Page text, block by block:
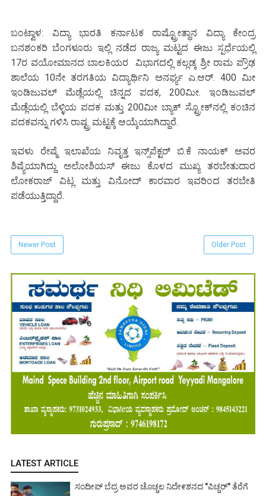
ಬಂಟ್ವಾಳ: ವಿದ್ಯಾ ಭಾರತಿ ಕರ್ನಾಟಕ ರಾಷ್ಟ್ರೋತ್ಥಾನ ವಿದ್ಯಾ ಕೇಂದ್ರ
ಬನಶಂಕರಿ ಬೆಂಗಳೂರು ಇಲ್ಲಿ ನಡೆದ ರಾಜ್ಯ ಮಟ್ಟದ ಈಜು ಸ್ಪರ್ಧೆಯಲ್ಲಿ
17ರ ವಯೋಮಾನದ ಬಾಲಕಿಯರ ವಿಭಾಗದಲ್ಲಿ ಕಲ್ಲಡ್ಕ ಶ್ರೀ ರಾಮ ಪ್ರೌಢ
ಶಾಲೆಯ 10ನೇ ತರಗತಿಯ ವಿದ್ಯಾರ್ಥಿನಿ ಅನರ್ಘ್ಯ ಎ.ಆರ್. 400 ಮೀ
ಇಂಡಿಜುವಲ್ ಮೆಡ್ಲೆಯಲ್ಲಿ ಚಿನ್ನದ ಪದಕ, 200ಮೀ. ಇಂಡಿಜುವಲ್
ಮೆಡ್ಲೆಯಲ್ಲಿ ಬೆಳ್ಳಿಯ ಪದಕ ಮತ್ತು 200ಮೀ ಬ್ಯಾಕ್ ಸ್ಟ್ರೋಕ್‌ನಲ್ಲಿ ಕಂಚಿನ
ಪದಕವನ್ನು ಗಳಿಸಿ ರಾಷ್ಟ್ರ ಮಟ್ಟಕ್ಕೆ ಆಯ್ಕೆಯಾಗಿದ್ದಾರೆ.
ಇವಳು ರೇಷ್ಮೆ ಇಲಾಖೆಯ ನಿವೃತ್ತ ಇನ್ಸ್‌ಪೆಕ್ಟರ್ ಬಿ.ಕೆ ನಾಯಕ್ ಅವರ
ಶಿಷ್ಯೆಯಾಗಿದ್ದು ಅಲೋಶಿಯಸ್ ಈಜು ಕೊಳದ ಮುಖ್ಯ ತರಬೇತುದಾರ
ಲೋಕರಾಜ್ ವಿಟ್ಲ ಮತ್ತು ವಿನೋದ್ ಕಾರವಾರ ಇವರಿಂದ ತರಬೇತಿ
ಪಡೆಯುತ್ತಿದ್ದಾರೆ.
Newer Post Older Post
LATEST ARTICLE
ಸಂದೀಪ್ ಬೆದ್ರ ಅವರ ಚೊಚ್ಚಲ ನಿದೇ೯ಶನದ "ಪಿಚ್ಚರ್" ತೆರೆಗೆ